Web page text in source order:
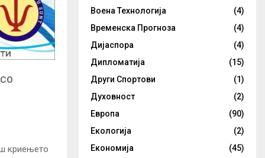
криењето
Воена Технологија
(4)
Временска Прогноза
(4)
Дијаспора
(4)
Дипломатија
(15)
Други Спортови
(1)
Духовност
(2)
Европа
(90)
Екологија
(2)
Економија
(45)